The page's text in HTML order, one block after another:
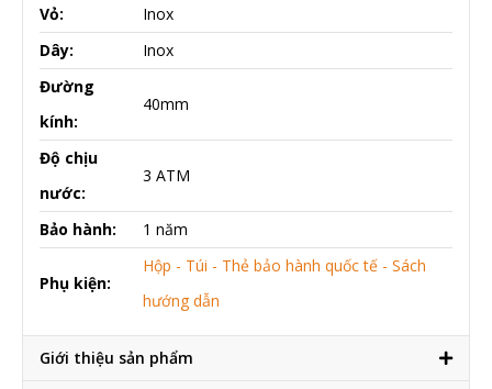
Vỏ:
Inox
Dây:
Inox
Đường
kính:
40mm
Độ chịu
nước:
3 ATM
Bảo hành: 1 năm
Phụ kiện:
Hộp - Túi - Thẻ bảo hành quốc tế - Sách
hướng dẫn
Giới thiệu sản phẩm